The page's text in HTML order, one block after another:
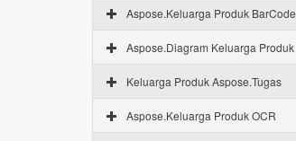
Aspose.Keluarga Produk BarCode
Aspose.Diagram Keluarga Produk
Keluarga Produk Aspose.Tugas
Aspose.Keluarga Produk OCR